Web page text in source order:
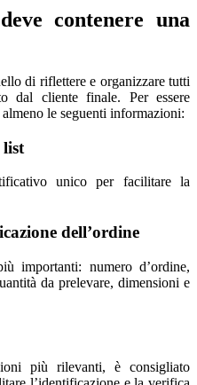
contenere una
di riflettere e organizzare tutti
dal cliente finale. Per essere
le seguenti informazioni:
list
unico per facilitare la
dell’ordine
importanti: numero d’ordine,
da prelevare, dimensioni e
più rilevanti, è consigliato